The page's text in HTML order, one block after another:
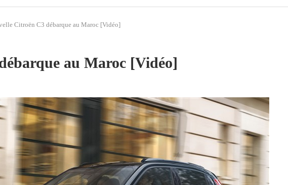
IMMOBILIER
EDUCATION
ENSEIGNEMENT
Citroën C3 débarque au Maroc [Vidéo]
au Maroc [Vidéo]